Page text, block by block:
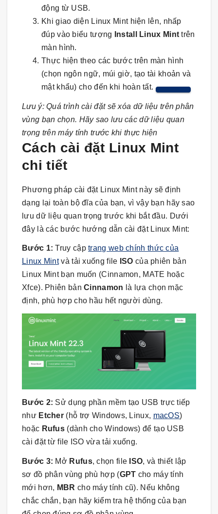
động từ USB.
Khi giao diện Linux Mint hiện lên, nhấp
đúp vào biểu tượng
Install Linux Mint trên
màn hình.
Thực hiện theo các bước trên màn hình
(chọn ngôn ngữ, múi giờ, tạo tài khoản và
mật khẩu) cho đến khi hoàn tất.
Lưu ý: Quá trình cài đặt sẽ xóa dữ liệu trên phân
vùng bạn chọn. Hãy sao lưu các dữ liệu quan
trọng trên máy tính trước khi thực hiện
Cách cài đặt Linux Mint
chi tiết
Phương pháp cài đặt Linux Mint này sẽ định
dạng lại toàn bộ đĩa của bạn, vì vậy bạn hãy sao
lưu dữ liệu quan trọng trước khi bắt đầu. Dưới
đây là các bước hướng dẫn cài đặt Linux Mint:
Bước 1:Truy cậptrang web chính thức của
Linux Mintvà tải xuống file ISO của phiên bản
Linux Mint bạn muốn (Cinnamon, MATE hoặc
Xfce). Phiên bảnCinnamon là lựa chọn mặc
định, phù hợp cho hầu hết người dùng.
Bước 2: Sử dụng phần mềm tạo USB trực tiếp
như Etcher (hỗ trợ Windows, Linux, macOS)
hoặc Rufus (dành cho Windows) để tạo USB
cài đặt từ file ISO vừa tải xuống.
Bước 3: Mở Rufus, chọn file ISO, và thiết lập
sơ đồ phân vùng phù hợp (GPT cho máy tính
mới hơn, MBR cho máy tính cũ). Nếu không
chắc chắn, bạn hãy kiểm tra hệ thống của bạn